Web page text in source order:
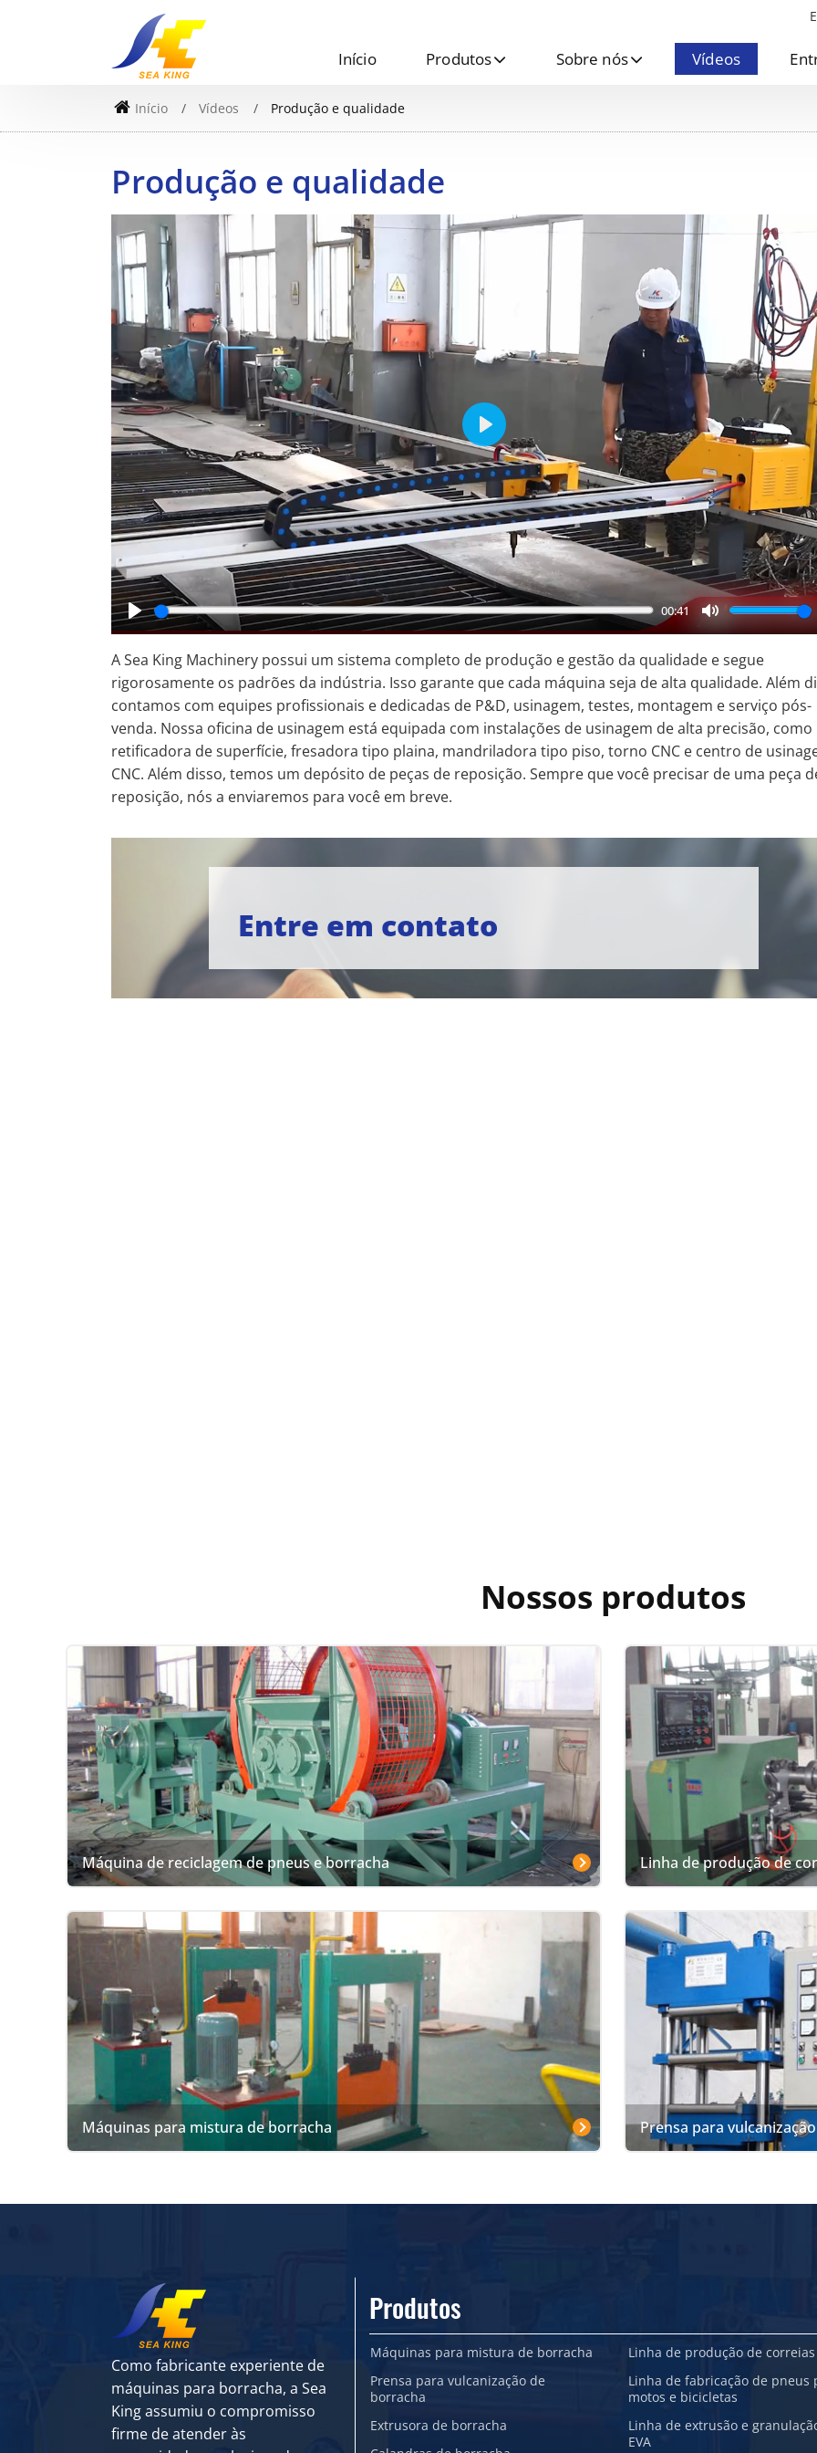
Início Produtos Sobre nós Vídeos
Início Vídeos Produção e qualidade
Produção e qualidade
Play
00:41
Mute
Play
A Sea King Machinery possui um sistema completo de produção e gestão da qualidade e segue
rigorosamente os padrões da indústria. Isso garante que cada máquina seja de alta qualidade. Além
contamos com equipes profissionais e dedicadas de P&D, usinagem, testes, montagem e serviço pós-
venda. Nossa oficina de usinagem está equipada com instalações de usinagem de alta precisão, como
retificadora de superfície, fresadora tipo plaina, mandriladora tipo piso, torno CNC e centro de
CNC. Além disso, temos um depósito de peças de reposição. Sempre que você precisar de uma peça
reposição, nós a enviaremos para você em breve.
Entre em contato
Nossos produtos
Máquina de reciclagem de pneus e borracha Linha de produção de
Máquinas para mistura de borracha Prensa para
Como fabricante experiente de
máquinas para borracha, a Sea
King assumiu o compromisso
firme de atender às
Produtos
Máquinas para mistura de borracha
Prensa para vulcanização de
borracha
Extrusora de borracha
Linha de produção de correias
Linha de fabricação de pneus
motos e bicicletas
Linha de extrusão e
EVA